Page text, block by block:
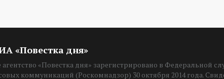
«Повестка дня»
«Повестка дня» зарегистрировано в Федеральной
коммуникаций (Роскомнадзор) 30 октября 2014 года.